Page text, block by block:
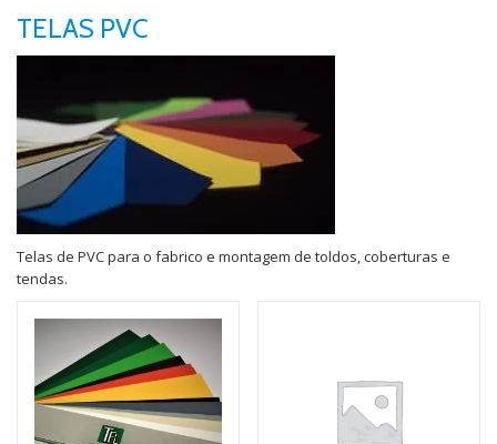
TELAS PVC
Telas de PVC para o fabrico e montagem de toldos, coberturas e
tendas.